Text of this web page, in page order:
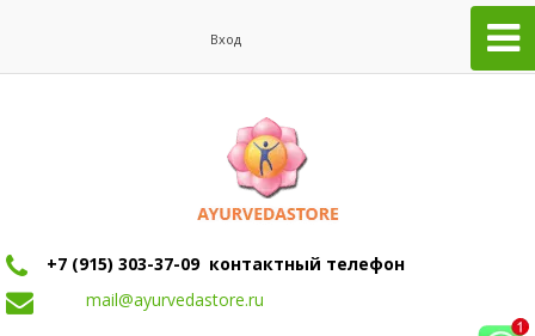
Вход
+7 (915) 303-37-09 контактный телефон
mail@ayurvedastore.ru